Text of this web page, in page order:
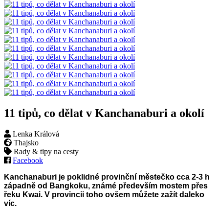
11 tipů, co dělat v Kanchanaburi a okolí
Lenka Králová
Thajsko
Rady & tipy na cesty
Facebook
Kanchanaburi je poklidné provinční městečko cca 2-3 h
západně od Bangkoku, známé především mostem přes
řeku Kwai. V provincii toho ovšem můžete zažít daleko
víc.